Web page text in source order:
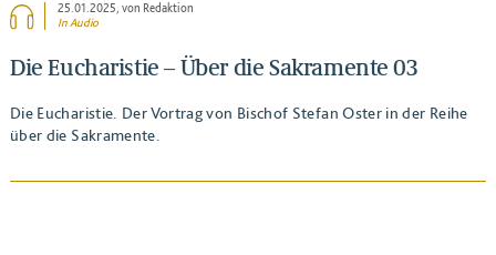
25.01.2025, von Redaktion
In Audio
Die Eucharistie – Über die Sakramente 03
Die Eucharistie. Der Vortrag von Bischof Stefan Oster in der Reihe
über die Sakramente.